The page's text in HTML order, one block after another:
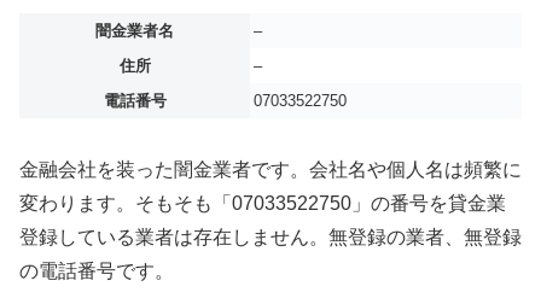
闇金業者名
–
住所
–
電話番号
07033522750
金融会社を装った闇金業者です。会社名や個人名は頻繁に
変わります。そもそも「07033522750」の番号を貸金業
登録している業者は存在しません。無登録の業者、無登録
の電話番号です。